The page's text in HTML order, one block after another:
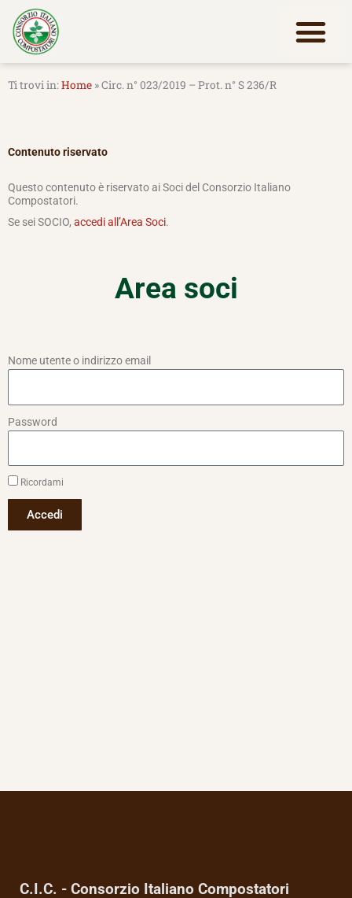
contenuto
Home »Circ. n° 023/2019 – Prot. n° S 236/R
Contenuto riservato
Questo contenuto è riservato ai Soci del Consorzio Italiano
Compostatori.
Se sei SOCIO, accedi all’Area Soci.
Area soci
Nome utente o indirizzo email
Password
Ricordami
Accedi
C.I.C. - Consorzio Italiano Compostatori